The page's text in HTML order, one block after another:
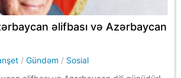
əlifbası və Azərbaycan
/Gündəm / Sosial